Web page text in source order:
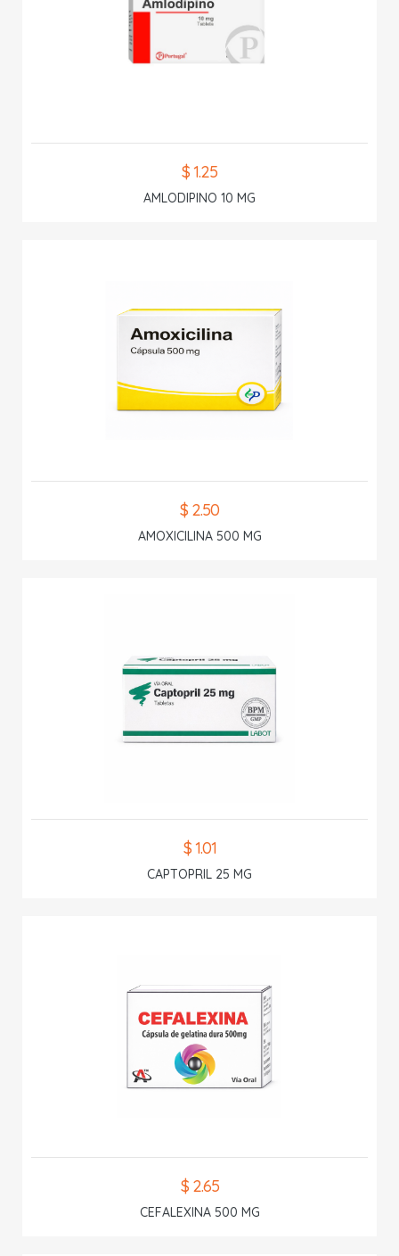
$ 1.25
AMLODIPINO 10 MG
$ 2.50
AMOXICILINA 500 MG
$ 1.01
CAPTOPRIL 25 MG
$ 2.65
CEFALEXINA 500 MG